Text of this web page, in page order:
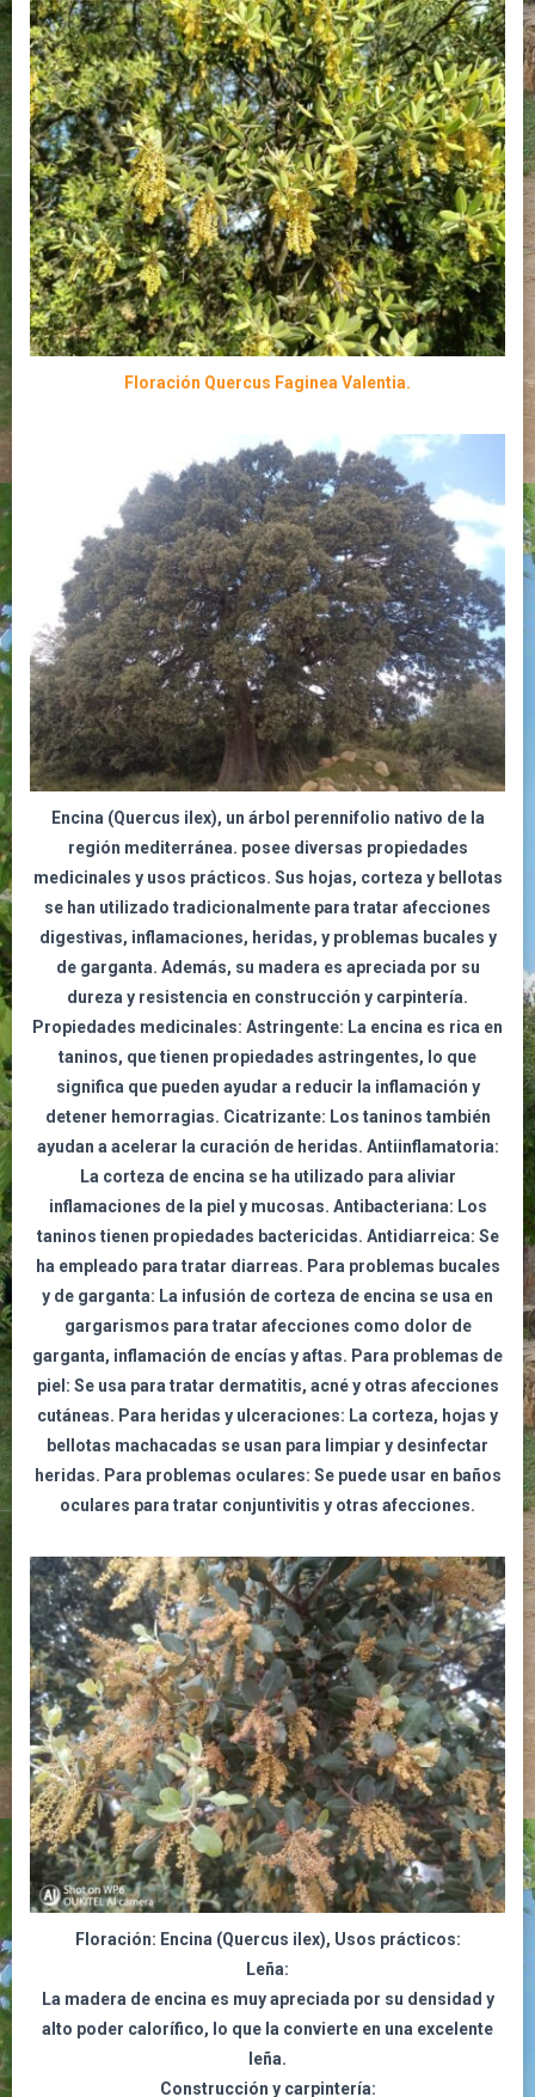
Floración Quercus Faginea Valentia.
Encina (Quercus ilex), un árbol perennifolio nativo de la
región mediterránea. posee diversas propiedades
medicinales y usos prácticos. Sus hojas, corteza y bellotas
se han utilizado tradicionalmente para tratar afecciones
digestivas, inflamaciones, heridas, y problemas bucales y
de garganta. Además, su madera es apreciada por su
dureza y resistencia en construcción y carpintería.
Propiedades medicinales: Astringente: La encina es rica en
taninos, que tienen propiedades astringentes, lo que
significa que pueden ayudar a reducir la inflamación y
detener hemorragias. Cicatrizante: Los taninos también
ayudan a acelerar la curación de heridas. Antiinflamatoria:
La corteza de encina se ha utilizado para aliviar
inflamaciones de la piel y mucosas. Antibacteriana: Los
taninos tienen propiedades bactericidas. Antidiarreica: Se
ha empleado para tratar diarreas. Para problemas bucales
y de garganta: La infusión de corteza de encina se usa en
gargarismos para tratar afecciones como dolor de
garganta, inflamación de encías y aftas. Para problemas de
piel: Se usa para tratar dermatitis, acné y otras afecciones
cutáneas. Para heridas y ulceraciones: La corteza, hojas y
bellotas machacadas se usan para limpiar y desinfectar
heridas. Para problemas oculares: Se puede usar en baños
oculares para tratar conjuntivitis y otras afecciones.
Floración: Encina (Quercus ilex), Usos prácticos:
Leña:
La madera de encina es muy apreciada por su densidad y
alto poder calorífico, lo que la convierte en una excelente
leña.
Construcción y carpintería: